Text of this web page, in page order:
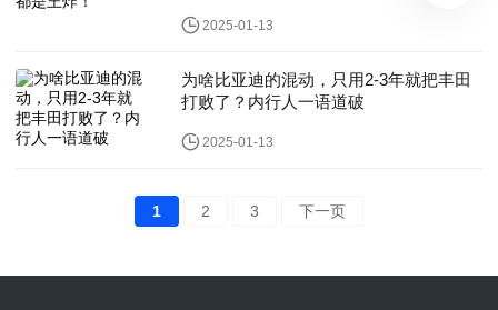
2025-01-13
为啥比亚迪的混动，只用2-3年就把丰田
打败了？内行人一语道破
2025-01-13
1 2 3 下一页